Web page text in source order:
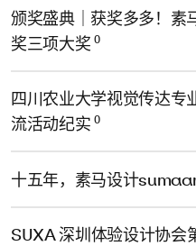
颁奖盛典｜获奖多多！素
奖三项大奖 0
四川农业大学视觉传达专
流活动纪实 0
十五年，素马设计
SUXA 深圳体验设计协会